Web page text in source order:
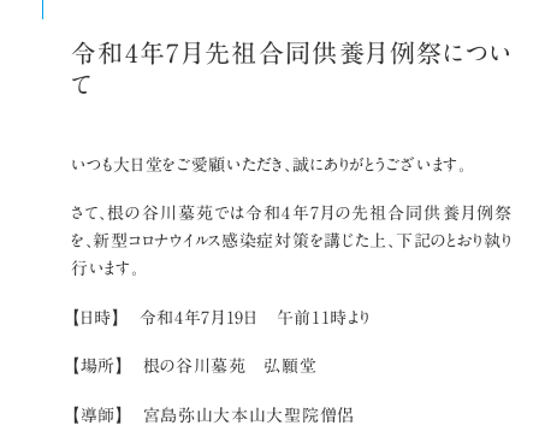
令和4年7月先祖合同供養月例祭につい
て
いつも大日堂をご愛顧いただき、誠にありがとうございます。
さて、根の谷川墓苑では令和4年7月の先祖合同供養月例祭
を、新型コロナウイルス感染症対策を講じた上、下記のとおり執り
行います。
【日時】 令和4年7月19日 午前11時より
【場所】 根の谷川墓苑 弘願堂
【導師】 宮島弥山大本山大聖院僧侶